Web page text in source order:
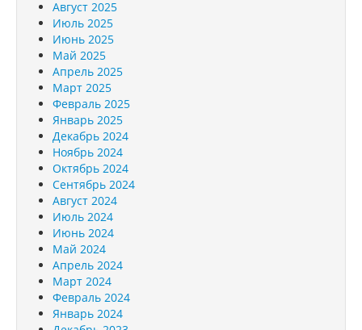
Август 2025
Июль 2025
Июнь 2025
Май 2025
Апрель 2025
Март 2025
Февраль 2025
Январь 2025
Декабрь 2024
Ноябрь 2024
Октябрь 2024
Сентябрь 2024
Август 2024
Июль 2024
Июнь 2024
Май 2024
Апрель 2024
Март 2024
Февраль 2024
Январь 2024